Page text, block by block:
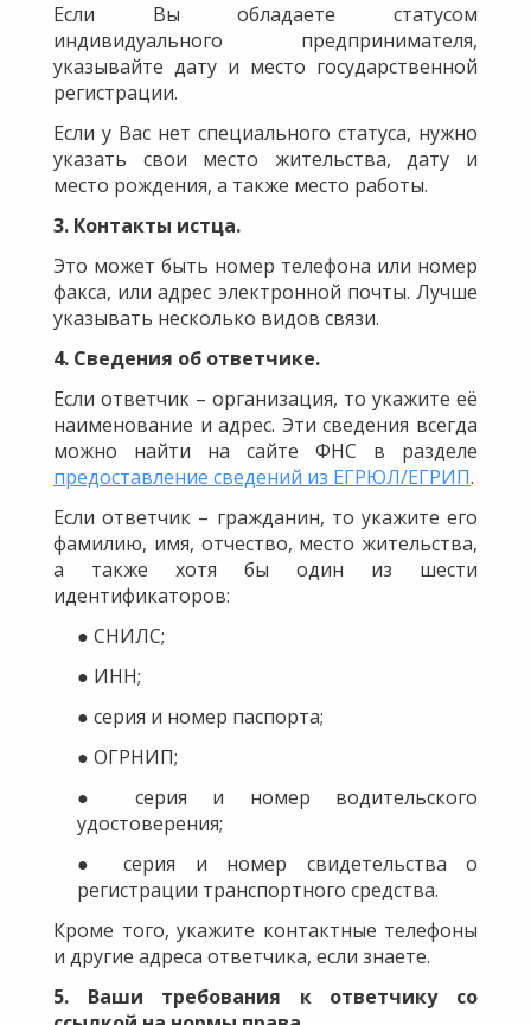
Если Вы обладаете статусом
индивидуального предпринимателя,
указывайте дату и место государственной
регистрации.
Если у Вас нет специального статуса, нужно
указать свои место жительства, дату и
место рождения, а также место работы.
3. Контакты истца.
Это может быть номер телефона или номер
факса, или адрес электронной почты. Лучше
указывать несколько видов связи.
4. Сведения об ответчике.
Если ответчик – организация, то укажите её
наименование и адрес. Эти сведения всегда
можно найти на сайте ФНС в разделе
предоставление сведений из ЕГРЮЛ/ЕГРИП.
Если ответчик – гражданин, то укажите его
фамилию, имя, отчество, место жительства,
а также хотя бы один из шести
идентификаторов:
● СНИЛС;
● ИНН;
● серия и номер паспорта;
● ОГРНИП;
● серия и номер водительского
удостоверения;
● серия и номер свидетельства о
регистрации транспортного средства.
Кроме того, укажите контактные телефоны
и другие адреса ответчика, если знаете.
5. Ваши требования к ответчику со